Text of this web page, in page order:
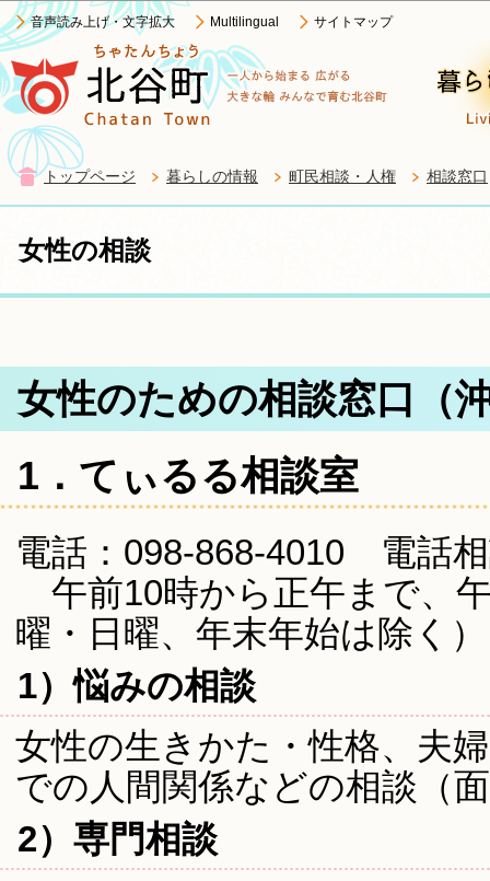
音声読み上げ・文字拡大 Multilingual サイトマップ
トップページ 暮らしの情報 町民相談・人権 相談窓口
女性の相談
女性のための相談窓口（
1．てぃるる相談室
電話：098-868-4010 電話
午前10時から正午まで、
曜・日曜、年末年始は除く）
1）悩みの相談
女性の生きかた・性格、夫
での人間関係などの相談（
2）専門相談